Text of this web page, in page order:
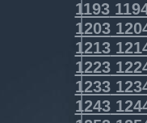
1193
1203
1213
1223
1233
1243